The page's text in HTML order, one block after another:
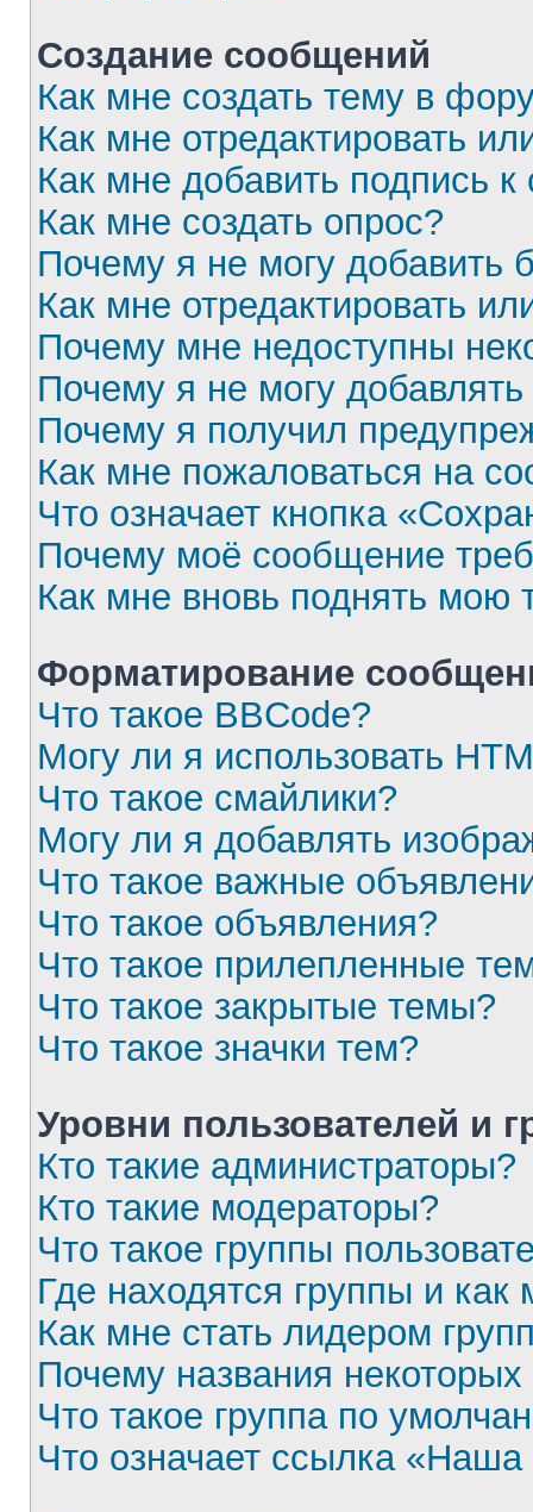
Создание сообщений
Как мне создать тему в
Как мне отредактировать
Как мне добавить подпись
Как мне создать опрос?
Почему я не могу добавить
Как мне отредактировать
Почему мне недоступны
Почему я не могу
Почему я получил
Как мне пожаловаться на
Что означает кнопка
Почему моё сообщение
Как мне вновь поднять мою
Форматирование
Что такое BBCode?
Могу ли я использовать
Что такое смайлики?
Могу ли я добавлять
Что такое важные
Что такое объявления?
Что такое прилепленные
Что такое закрытые темы?
Что такое значки тем?
Уровни пользователей и
Кто такие администраторы?
Кто такие модераторы?
Что такое группы
Где находятся группы и как
Как мне стать лидером
Почему названия
Что такое группа по
Что означает ссылка